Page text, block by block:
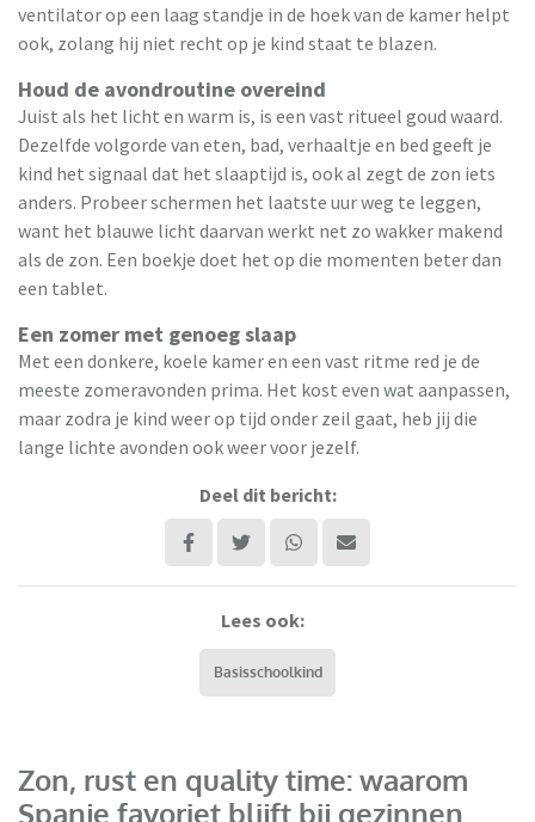
ventilator op een laag standje in de hoek van de kamer helpt
ook, zolang hij niet recht op je kind staat te blazen.
Houd de avondroutine overeind
Juist als het licht en warm is, is een vast ritueel goud waard.
Dezelfde volgorde van eten, bad, verhaaltje en bed geeft je
kind het signaal dat het slaaptijd is, ook al zegt de zon iets
anders. Probeer schermen het laatste uur weg te leggen,
want het blauwe licht daarvan werkt net zo wakker makend
als de zon. Een boekje doet het op die momenten beter dan
een tablet.
Een zomer met genoeg slaap
Met een donkere, koele kamer en een vast ritme red je de
meeste zomeravonden prima. Het kost even wat aanpassen,
maar zodra je kind weer op tijd onder zeil gaat, heb jij die
lange lichte avonden ook weer voor jezelf.
Deel dit bericht:
Lees ook:
Basisschoolkind
Zon, rust en quality time: waarom
Spanje favoriet blijft bij gezinnen